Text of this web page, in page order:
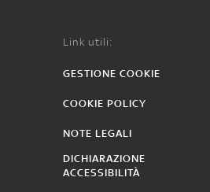
Link utili:
GESTIONE COOKIE
COOKIE POLICY
NOTE LEGALI
DICHIARAZIONE
ACCESSIBILITÀ